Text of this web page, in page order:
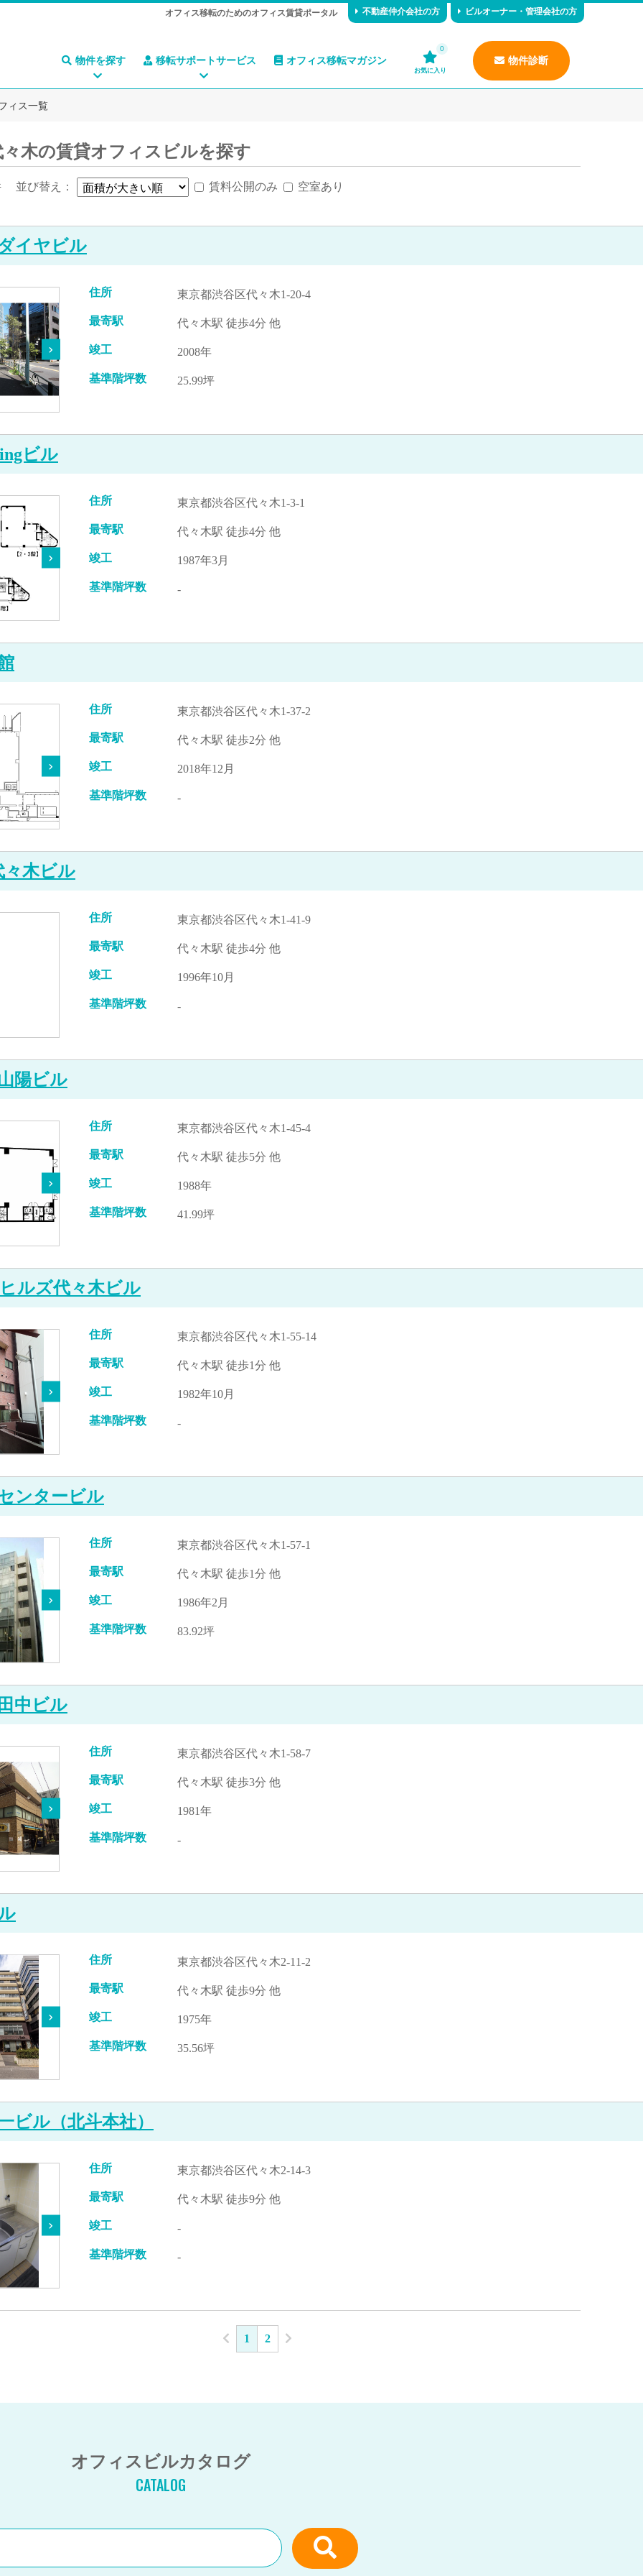
オフィス移転のためのオフィス賃貸ポータル 不動産仲介会社の方 ビルオーナー・管理会社の方
物件を探す 移転サポートサービス オフィス移転マガジン
0
お気に入り
物件診断
ィス一覧
々木の賃貸オフィスビルを探す
並び替え： 賃料公開のみ 空室あり
イヤビル
住所 東京都渋谷区代々木1-20-4
最寄駅 代々木駅 徒歩4分 他
竣工 2008年
基準階坪数 25.99坪
ビル
住所 東京都渋谷区代々木1-3-1
最寄駅 代々木駅 徒歩4分 他
竣工 1987年3月
基準階坪数 -
住所 東京都渋谷区代々木1-37-2
最寄駅 代々木駅 徒歩2分 他
竣工 2018年12月
基準階坪数 -
木ビル
住所 東京都渋谷区代々木1-41-9
最寄駅 代々木駅 徒歩4分 他
竣工 1996年10月
基準階坪数 -
陽ビル
住所 東京都渋谷区代々木1-45-4
最寄駅 代々木駅 徒歩5分 他
竣工 1988年
基準階坪数 41.99坪
ルズ代々木ビル
住所 東京都渋谷区代々木1-55-14
最寄駅 代々木駅 徒歩1分 他
竣工 1982年10月
基準階坪数 -
ンタービル
住所 東京都渋谷区代々木1-57-1
最寄駅 代々木駅 徒歩1分 他
竣工 1986年2月
基準階坪数 83.92坪
中ビル
住所 東京都渋谷区代々木1-58-7
最寄駅 代々木駅 徒歩3分 他
竣工 1981年
基準階坪数 -
住所 東京都渋谷区代々木2-11-2
最寄駅 代々木駅 徒歩9分 他
竣工 1975年
基準階坪数 35.56坪
ビル（北斗本社）
住所 東京都渋谷区代々木2-14-3
最寄駅 代々木駅 徒歩9分 他
竣工 -
基準階坪数 -
1 2
オフィスビルカタログ
CATALOG